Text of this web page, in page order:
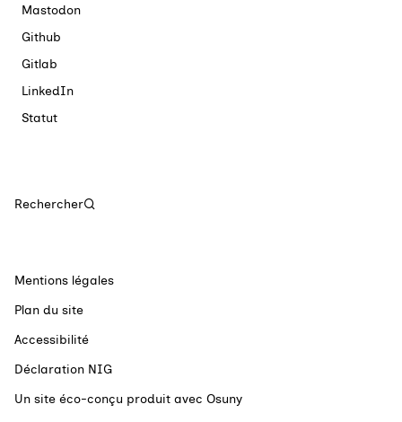
Mastodon
Github
Gitlab
LinkedIn
Statut
Rechercher
Mentions légales
Plan du site
Accessibilité
Déclaration NIG
Un site éco-conçu produit avec Osuny